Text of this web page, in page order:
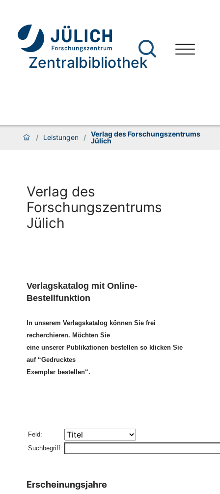
Zentralbibliothek
/ Leistungen / Verlag des Forschungszentrums
Jülich
Verlag des
Forschungszentrums
Jülich
Verlagskatalog mit Online-
Bestellfunktion
In unserem Verlagskatalog können Sie frei
recherchieren. Möchten Sie
eine unserer Publikationen bestellen so klicken Sie
auf “Gedrucktes
Exemplar bestellen“.
Feld:
Suchbegriff:
Erscheinungsjahre